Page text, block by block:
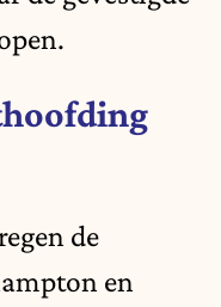
de
en